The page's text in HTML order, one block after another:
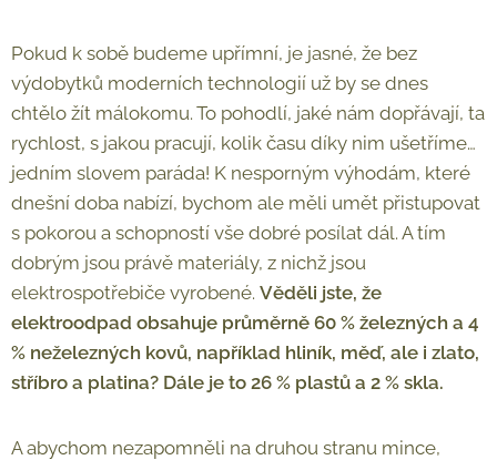
Pokud k sobě budeme upřímní, je jasné, že bez
výdobytků moderních technologií už by se dnes
chtělo žít málokomu. To pohodlí, jaké nám dopřávají, ta
rychlost, s jakou pracují, kolik času díky nim ušetříme…
jedním slovem paráda! K nesporným výhodám, které
dnešní doba nabízí, bychom ale měli umět přistupovat
s pokorou a schopností vše dobré posílat dál. A tím
dobrým jsou právě materiály, z nichž jsou
elektrospotřebiče vyrobené. Věděli jste, že
elektroodpad obsahuje průměrně 60 % železných a 4
% neželezných kovů, například hliník, měď, ale i zlato,
stříbro a platina? Dále je to 26 % plastů a 2 % skla.
A abychom nezapomněli na druhou stranu mince,